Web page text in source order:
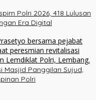
Polri 2026, 418 Lulusan
Era Digital
Masjid Panggilan Sujud,
Polri